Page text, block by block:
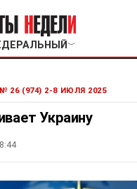
﹀
№ 26 (974) 2-8 ИЮЛЯ 2025
Украину